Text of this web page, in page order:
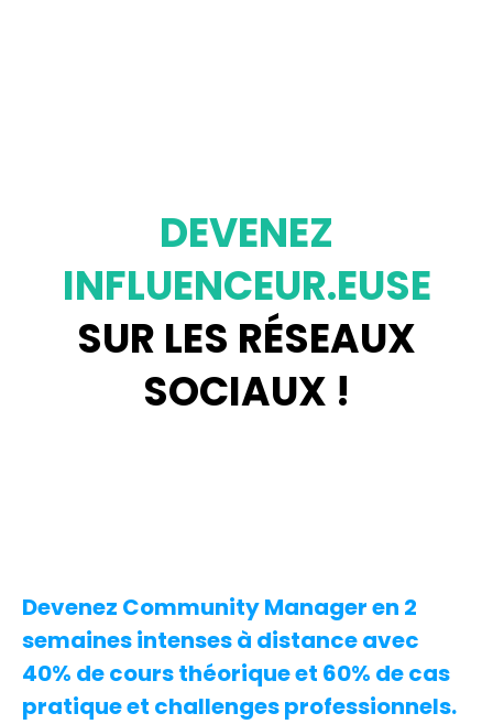
DEVENEZ
INFLUENCEUR.EUSE
SUR LES RÉSEAUX
SOCIAUX !
Devenez Community Manager en 2
semaines intenses à distance avec
40% de cours théorique et 60% de cas
pratique et challenges professionnels.